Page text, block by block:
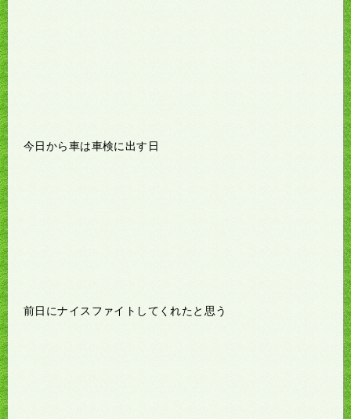
今日から車は車検に出す日
前日にナイスファイトしてくれたと思う